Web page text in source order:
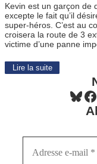
Kevin est un garçon de
excepte le fait qu’il
super-héros. C’est au
croisera la route de 3
victime d’une panne
Lire la suite
Bluesky Facebook